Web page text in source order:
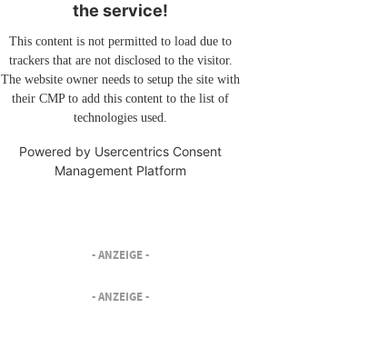
the service!
This content is not permitted to load due to
trackers that are not disclosed to the visitor.
The website owner needs to setup the site with
their CMP to add this content to the list of
technologies used.
Powered by Usercentrics Consent
Management Platform
- ANZEIGE -
- ANZEIGE -